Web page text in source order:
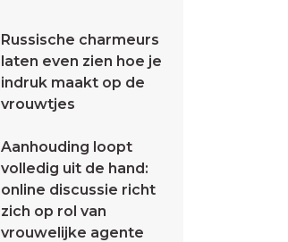
Russische charmeurs
laten even zien hoe je
indruk maakt op de
vrouwtjes
Aanhouding loopt
volledig uit de hand:
online discussie richt
zich op rol van
vrouwelijke agente